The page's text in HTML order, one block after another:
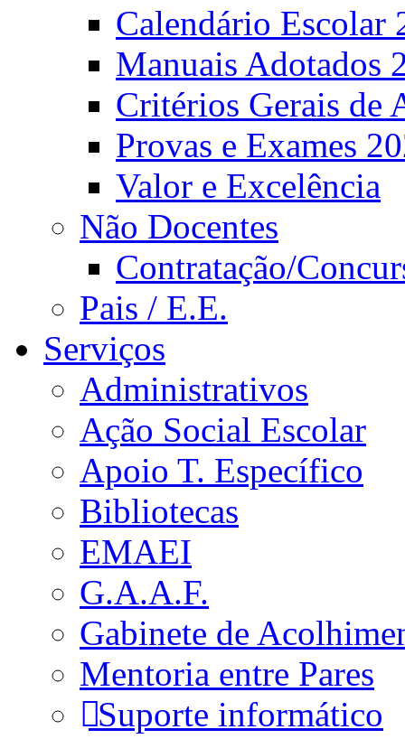
Calendário Escolar
Manuais Adotados
Critérios Gerais de
Provas e Exames
Valor e Excelência
Não Docentes
Contratação/
Pais / E.E.
Serviços
Administrativos
Ação Social Escolar
Apoio T. Específico
Bibliotecas
EMAEI
G.A.A.F.
Gabinete de
Mentoria entre Pares
Suporte informático